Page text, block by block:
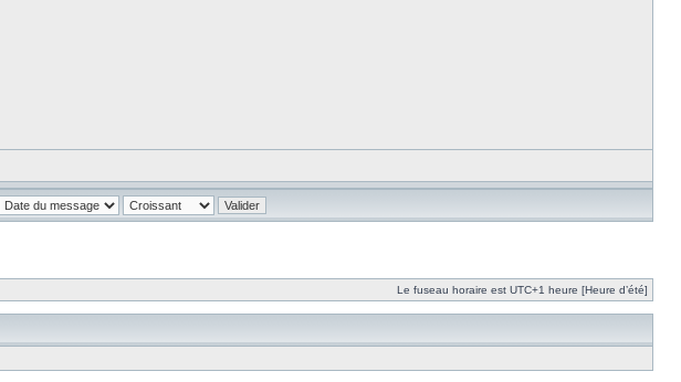
Le fuseau horaire est UTC+1 heure [Heure d’été]